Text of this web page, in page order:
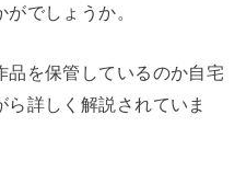
でしょうか。
品を保管しているのか自宅
詳しく解説されていま